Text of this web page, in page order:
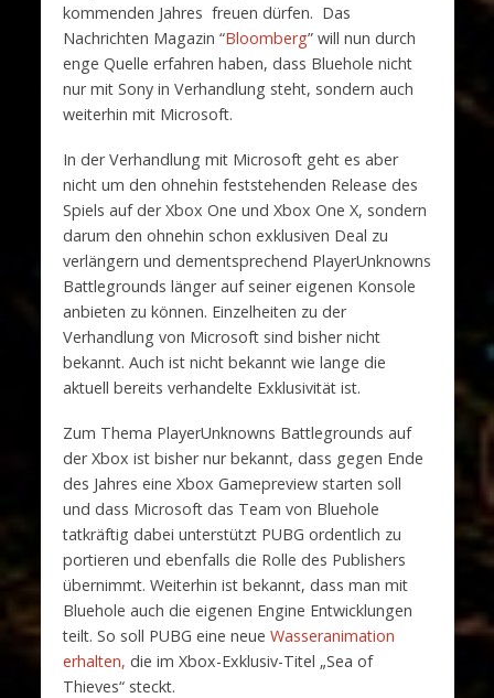
kommenden Jahres freuen dürfen. Das
Nachrichten Magazin “Bloomberg” will nun durch
enge Quelle erfahren haben, dass Bluehole nicht
nur mit Sony in Verhandlung steht, sondern auch
weiterhin mit Microsoft.
In der Verhandlung mit Microsoft geht es aber
nicht um den ohnehin feststehenden Release des
Spiels auf der Xbox One und Xbox One X, sondern
darum den ohnehin schon exklusiven Deal zu
verlängern und dementsprechend PlayerUnknowns
Battlegrounds länger auf seiner eigenen Konsole
anbieten zu können. Einzelheiten zu der
Verhandlung von Microsoft sind bisher nicht
bekannt. Auch ist nicht bekannt wie lange die
aktuell bereits verhandelte Exklusivität ist.
Zum Thema PlayerUnknowns Battlegrounds auf
der Xbox ist bisher nur bekannt, dass gegen Ende
des Jahres eine Xbox Gamepreview starten soll
und dass Microsoft das Team von Bluehole
tatkräftig dabei unterstützt PUBG ordentlich zu
portieren und ebenfalls die Rolle des Publishers
übernimmt. Weiterhin ist bekannt, dass man mit
Bluehole auch die eigenen Engine Entwicklungen
teilt. So soll PUBG eine neue Wasseranimation
erhalten, die im Xbox-Exklusiv-Titel „Sea of
Thieves“ steckt.